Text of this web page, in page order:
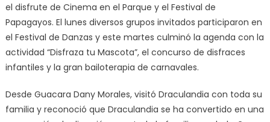
el disfrute de Cinema en el Parque y el Festival de
Papagayos. El lunes diversos grupos invitados participaron en
el Festival de Danzas y este martes culminó la agenda con la
actividad “Disfraza tu Mascota”, el concurso de disfraces
infantiles y la gran bailoterapia de carnavales.
Desde Guacara Dany Morales, visitó Draculandia con toda su
familia y reconoció que Draculandia se ha convertido en una